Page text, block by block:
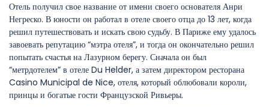
Отель получил свое название от имени своего основателя Анри
Негреско. В юности он работал в отеле своего отца до 13 лет, когда
решил путешествовать и искать свою судьбу. В Париже ему удалось
завоевать репутацию “мэтра отеля”, и тогда он окончательно решил
попытать счастья на Лазурном берегу. Сначала он был
“метрдотелем” в отеле Du Helder, а затем директором ресторана
Casino Municipal de Nice, отеля, который облюбовали короли,
принцы и богатые гости Французской Ривьеры.